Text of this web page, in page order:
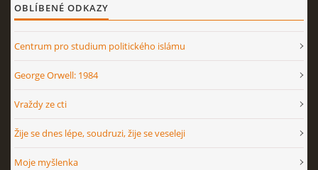
OBLÍBENÉ ODKAZY
Centrum pro studium politického islámu
George Orwell: 1984
Vraždy ze cti
Žije se dnes lépe, soudruzi, žije se veseleji
Moje myšlenka